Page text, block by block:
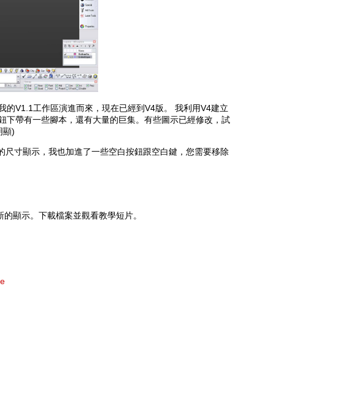
V1.1工作區演進而來，現在已經到V4版。 我利用V4建立
下帶有一些腳本，還有大量的巨集。有些圖示已經修改，試
顯)
寸顯示，我也加進了一些空白按鈕跟空白鍵，您需要移除
顯示。下載檔案並觀看教學短片。